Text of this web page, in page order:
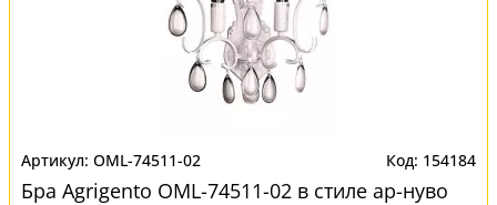
OML-74511-02 154184
Бра Agrigento OML-74511-02 в стиле ар-нуво